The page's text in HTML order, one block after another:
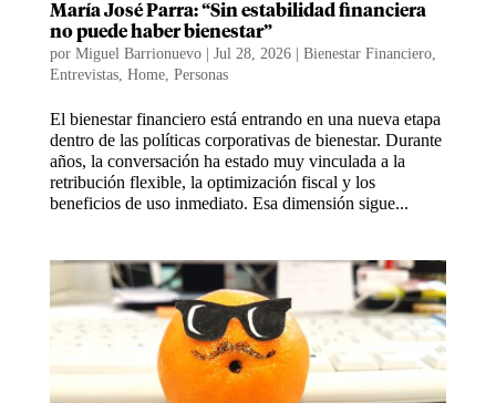
María José Parra: “Sin estabilidad financiera
no puede haber bienestar”
por Miguel Barrionuevo| Jul 28, 2026| Bienestar Financiero,
Entrevistas, Home, Personas
El bienestar financiero está entrando en una nueva etapa
dentro de las políticas corporativas de bienestar. Durante
años, la conversación ha estado muy vinculada a la
retribución flexible, la optimización fiscal y los
beneficios de uso inmediato. Esa dimensión sigue...